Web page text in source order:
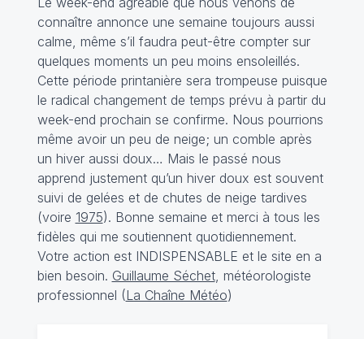
connaître annonce une semaine toujours aussi
calme, même s’il faudra peut-être compter sur
quelques moments un peu moins ensoleillés.
Cette période printanière sera trompeuse puisque
le radical changement de temps prévu à partir du
week-end prochain se confirme. Nous pourrions
même avoir un peu de neige; un comble après
un hiver aussi doux… Mais le passé nous
apprend justement qu’un hiver doux est souvent
suivi de gelées et de chutes de neige tardives
(voire 1975). Bonne semaine et merci à tous les
fidèles qui me soutiennent quotidiennement.
Votre action est INDISPENSABLE et le site en a
bien besoin. Guillaume Séchet, météorologiste
professionnel (La Chaîne Météo)